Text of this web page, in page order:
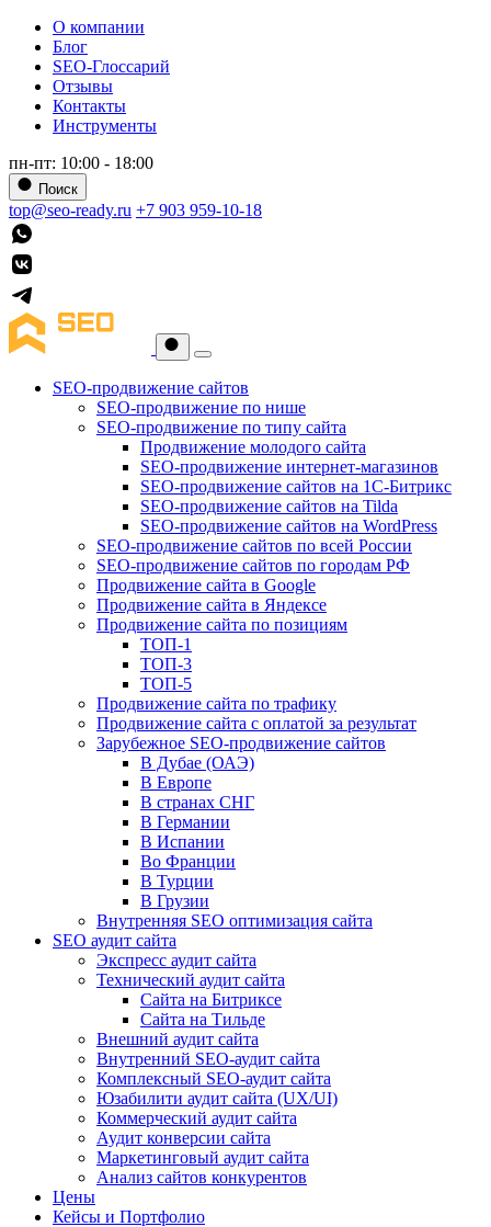
О компании
Блог
SEO-Глоссарий
Отзывы
Контакты
Инструменты
пн-пт: 10:00 - 18:00
Поиск
top@seo-ready.ru +7 903 959-10-18
SEO-продвижение сайтов
SEO-продвижение по нише
SEO-продвижение по типу сайта
Продвижение молодого сайта
SEO-продвижение интернет-магазинов
SEO-продвижение сайтов на 1С-Битрикс
SEO-продвижение сайтов на Tilda
SEO-продвижение сайтов на WordPress
SEO-продвижение сайтов по всей России
SEO-продвижение сайтов по городам РФ
Продвижение сайта в Google
Продвижение сайта в Яндексе
Продвижение сайта по позициям
ТОП-1
ТОП-3
ТОП-5
Продвижение сайта по трафику
Продвижение сайта с оплатой за результат
Зарубежное SEO-продвижение сайтов
В Дубае (ОАЭ)
В Европе
В странах СНГ
В Германии
В Испании
Во Франции
В Турции
В Грузии
Внутренняя SEO оптимизация сайта
SEO аудит сайта
Экспресс аудит сайта
Технический аудит сайта
Сайта на Битриксе
Сайта на Тильде
Внешний аудит сайта
Внутренний SEO-аудит сайта
Комплексный SEO-аудит сайта
Юзабилити аудит сайта (UX/UI)
Коммерческий аудит сайта
Аудит конверсии сайта
Маркетинговый аудит сайта
Анализ сайтов конкурентов
Цены
Кейсы и Портфолио